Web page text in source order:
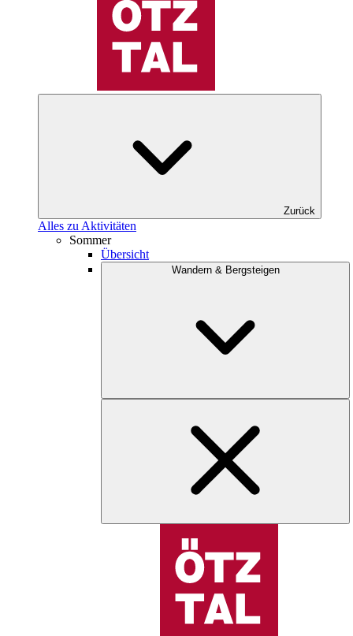
Zurück
Alles zu Aktivitäten
Sommer
Übersicht
Wandern & Bergsteigen